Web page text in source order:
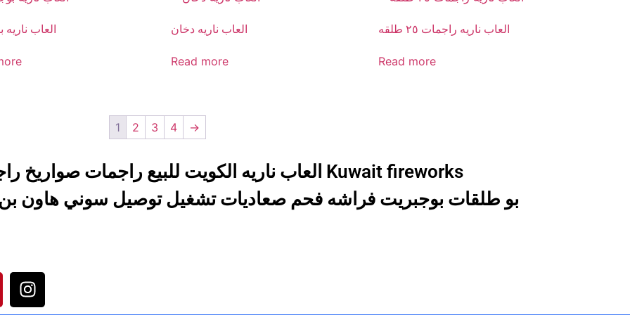
العاب العاب ناريه دخان
Read more
العاب ناريه راجمات ٢٥ طلقه
Read more
1 2 3 4 →
العاب ناريه الكويت للبيع راجمات صواريخ راجمه صعادي صاروخ نافوره نوافير Kuwait fireworks
بو طلقات بوجبريت فراشه فحم صعاديات تشغيل توصيل سوني هاون بن